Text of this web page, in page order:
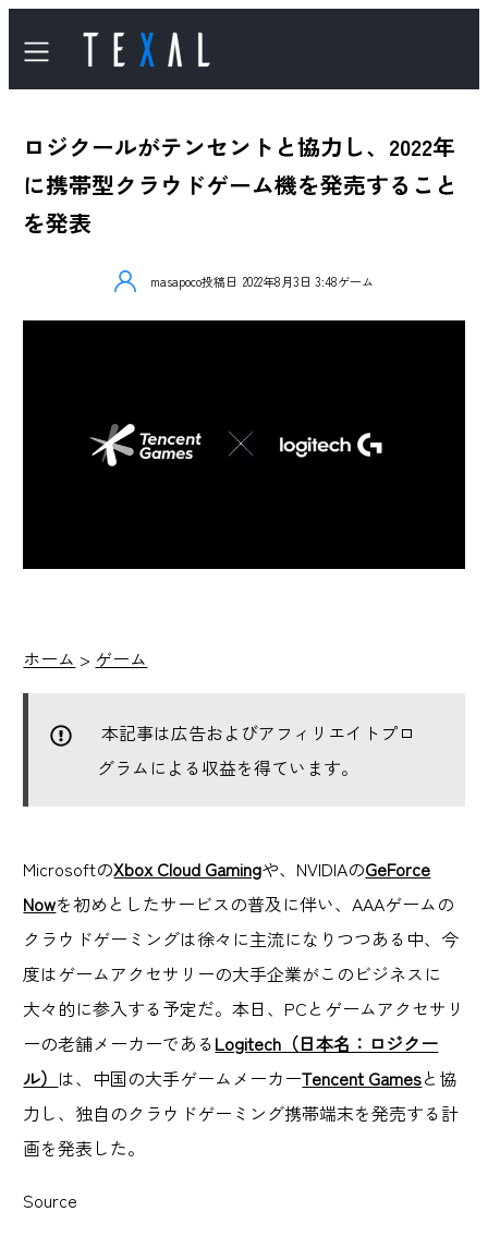
ロジクールがテンセントと協力し、2022年
に携帯型クラウドゲーム機を発売すること
を発表
masapoco投稿日 2022年8月3日 3:48ゲーム
ホーム > ゲーム
本記事は広告およびアフィリエイトプロ
グラムによる収益を得ています。
MicrosoftのXbox Cloud Gamingや、NVIDIAのGeForce
Nowを初めとしたサービスの普及に伴い、AAAゲームの
クラウドゲーミングは徐々に主流になりつつある中、今
度はゲームアクセサリーの大手企業がこのビジネスに
大々的に参入する予定だ。本日、PCとゲームアクセサリ
ーの老舗メーカーであるLogitech（日本名：ロジクー
ル） は、中国の大手ゲームメーカーTencent Gamesと協
力し、独自のクラウドゲーミング携帯端末を発売する計
画を発表した。
Source